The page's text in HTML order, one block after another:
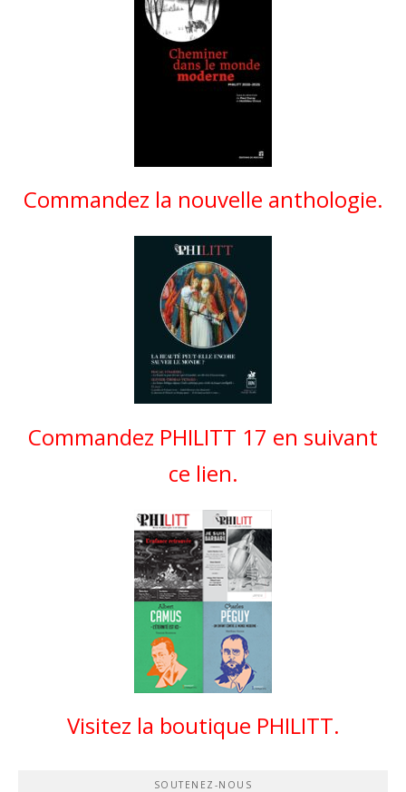
Commandez la nouvelle anthologie.
Commandez PHILITT 17 en suivant
ce lien.
Visitez la boutique PHILITT.
SOUTENEZ-NOUS